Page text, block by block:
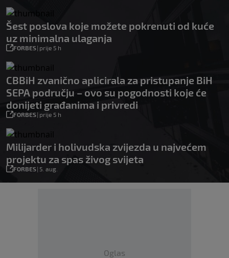
Šest poslova koje možete pokrenuti od kuće
uz minimalna ulaganja
FORBES| prije 5 h
CBBiH zvanično aplicirala za pristupanje BiH
SEPA području – ovo su pogodnosti koje će
donijeti građanima i privredi
FORBES| prije 5 h
Milijarder i holivudska zvijezda u najvećem
projektu za spas živog svijeta
FORBES| 5. aug.
Oglas